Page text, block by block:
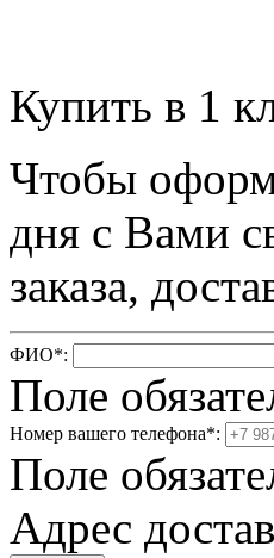
Купить в 1
Чтобы
дня с Вами
заказа,
ФИО*:
Поле
Номер вашего телефона*:
Поле
Адрес